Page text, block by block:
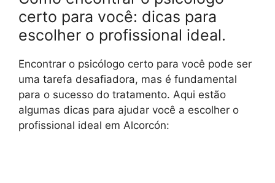
certo para você: dicas para
escolher o profissional ideal.
Encontrar o psicólogo certo para você pode ser
uma tarefa desafiadora, mas é fundamental
para o sucesso do tratamento. Aqui estão
algumas dicas para ajudar você a escolher o
profissional ideal em Alcorcón: